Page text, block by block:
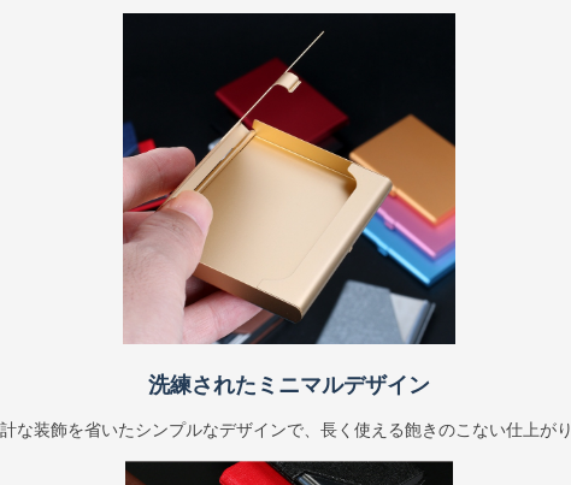
洗練されたミニマルデザイン
な装飾を省いたシンプルなデザインで、長く使える飽きのこない仕上がり